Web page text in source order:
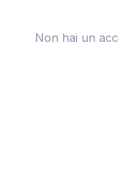
Non hai un